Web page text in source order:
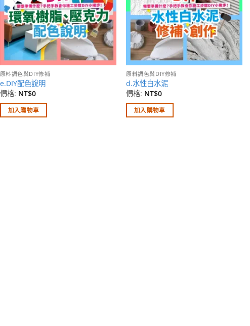
原料調色與DIY修補
e.DIY配色說明
價格: NT$0
加入購物車
原料調色與DIY修補
d.水性白水泥
價格: NT$0
加入購物車